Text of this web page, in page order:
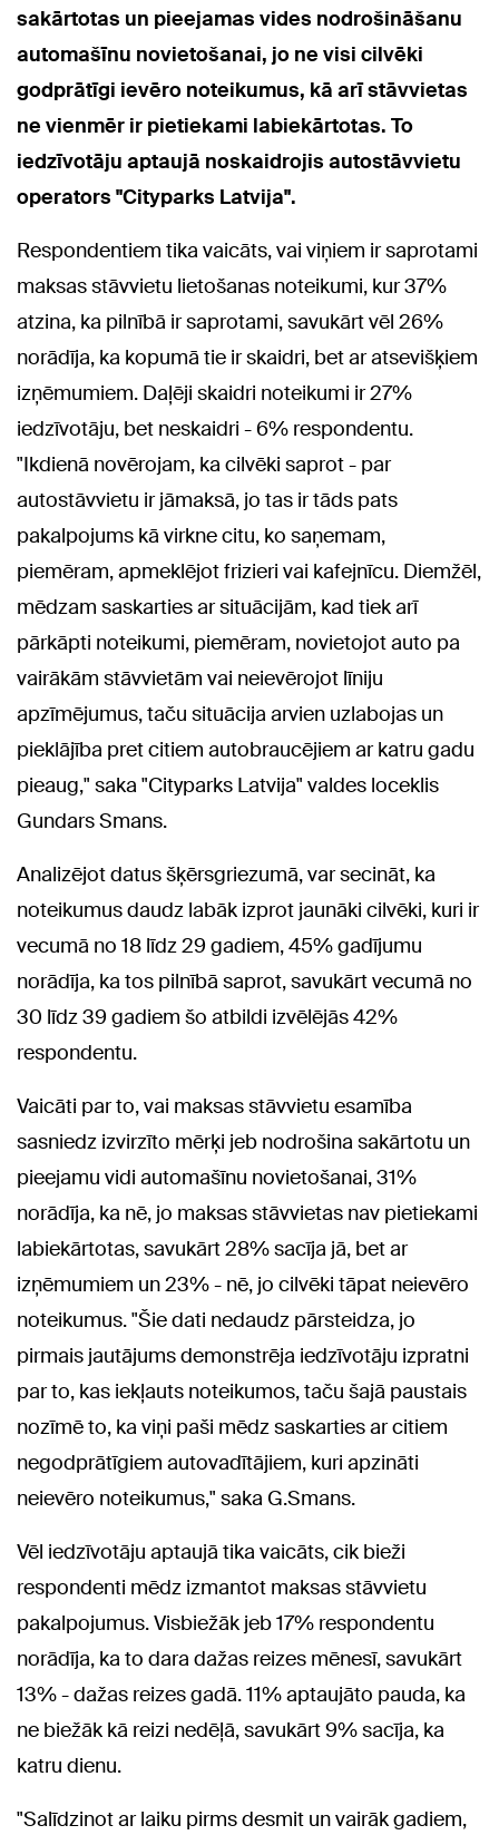
sakārtotas un pieejamas vides nodrošināšanu
automašīnu novietošanai, jo ne visi cilvēki
godprātīgi ievēro noteikumus, kā arī stāvvietas
ne vienmēr ir pietiekami labiekārtotas. To
iedzīvotāju aptaujā noskaidrojis autostāvvietu
operators "Cityparks Latvija".
Respondentiem tika vaicāts, vai viņiem ir saprotami
maksas stāvvietu lietošanas noteikumi, kur 37%
atzina, ka pilnībā ir saprotami, savukārt vēl 26%
norādīja, ka kopumā tie ir skaidri, bet ar atsevišķiem
izņēmumiem. Daļēji skaidri noteikumi ir 27%
iedzīvotāju, bet neskaidri - 6% respondentu.
"Ikdienā novērojam, ka cilvēki saprot - par
autostāvvietu ir jāmaksā, jo tas ir tāds pats
pakalpojums kā virkne citu, ko saņemam,
piemēram, apmeklējot frizieri vai kafejnīcu. Diemžēl,
mēdzam saskarties ar situācijām, kad tiek arī
pārkāpti noteikumi, piemēram, novietojot auto pa
vairākām stāvvietām vai neievērojot līniju
apzīmējumus, taču situācija arvien uzlabojas un
pieklājība pret citiem autobraucējiem ar katru gadu
pieaug," saka "Cityparks Latvija" valdes loceklis
Gundars Smans.
Analizējot datus šķērsgriezumā, var secināt, ka
noteikumus daudz labāk izprot jaunāki cilvēki, kuri ir
vecumā no 18 līdz 29 gadiem, 45% gadījumu
norādīja, ka tos pilnībā saprot, savukārt vecumā no
30 līdz 39 gadiem šo atbildi izvēlējās 42%
respondentu.
Vaicāti par to, vai maksas stāvvietu esamība
sasniedz izvirzīto mērķi jeb nodrošina sakārtotu un
pieejamu vidi automašīnu novietošanai, 31%
norādīja, ka nē, jo maksas stāvvietas nav pietiekami
labiekārtotas, savukārt 28% sacīja jā, bet ar
izņēmumiem un 23% - nē, jo cilvēki tāpat neievēro
noteikumus. "Šie dati nedaudz pārsteidza, jo
pirmais jautājums demonstrēja iedzīvotāju izpratni
par to, kas iekļauts noteikumos, taču šajā paustais
nozīmē to, ka viņi paši mēdz saskarties ar citiem
negodprātīgiem autovadītājiem, kuri apzināti
neievēro noteikumus," saka G.Smans.
Vēl iedzīvotāju aptaujā tika vaicāts, cik bieži
respondenti mēdz izmantot maksas stāvvietu
pakalpojumus. Visbiežāk jeb 17% respondentu
norādīja, ka to dara dažas reizes mēnesī, savukārt
13% - dažas reizes gadā. 11% aptaujāto pauda, ka
ne biežāk kā reizi nedēļā, savukārt 9% sacīja, ka
katru dienu.
"Salīdzinot ar laiku pirms desmit un vairāk gadiem,